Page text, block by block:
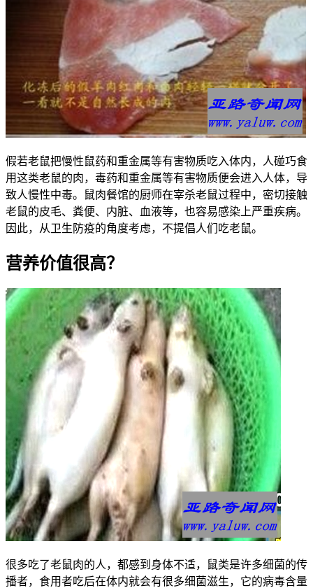
假若老鼠把慢性鼠药和重金属等有害物质吃入体内，人碰巧食
用这类老鼠的肉，毒药和重金属等有害物质便会进入人体，导
致人慢性中毒。鼠肉餐馆的厨师在宰杀老鼠过程中，密切接触
老鼠的皮毛、粪便、内脏、血液等，也容易感染上严重疾病。
因此，从卫生防疫的角度考虑，不提倡人们吃老鼠。
营养价值很高？
很多吃了老鼠肉的人，都感到身体不适，鼠类是许多细菌的传
播者，食用者吃后在体内就会有很多细菌滋生，它的病毒含量